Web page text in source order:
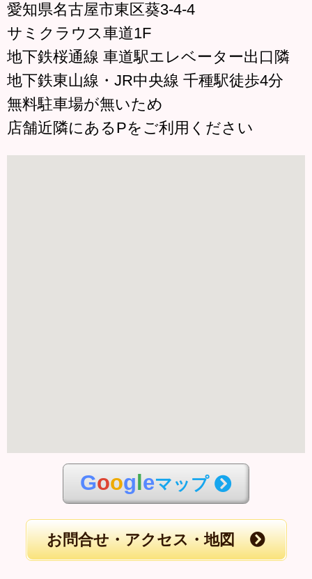
愛知県名古屋市東区葵3-4-4
サミクラウス車道1F
地下鉄桜通線 車道駅エレベーター出口隣
地下鉄東山線・JR中央線 千種駅徒歩4分
無料駐車場が無いため
店舗近隣にあるPをご利用ください
Goog eマップ
お問合せ・アクセス・地図